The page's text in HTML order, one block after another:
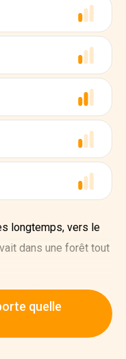
longtemps, vers le
dans une forêt tout
Christopher
de la porte en
quelle